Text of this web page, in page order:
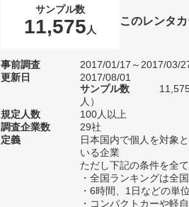
サンプル数
11,575 人
このレンタ
事前調査
2017/01/17～2017/03/
更新日
2017/08/01
サンプル数
人）
規定人数
100人以上
調査企業数
29社
定義
日本国内で個人を対象
いる企業
ただし下記の条件を全
・全国ランキングは全
・6時間、1日などの単
・コンパクトカーや軽